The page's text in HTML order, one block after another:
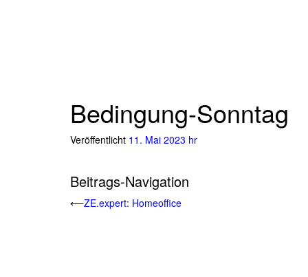
Bedingung-Sonntag
Veröffentlicht 11. Mai 2023 hr
Beitrags-Navigation
⟵ZE.expert: Homeoffice